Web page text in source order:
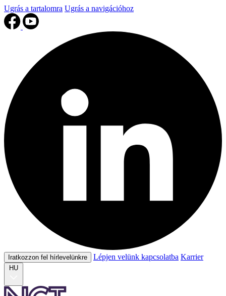
Ugrás a tartalomra Ugrás a navigációhoz
Iratkozzon fel hírlevelünkre Lépjen velünk kapcsolatba Karrier
HU